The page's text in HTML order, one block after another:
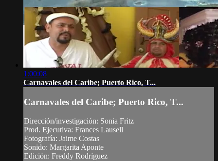
1:00:08
Carnavales del Caribe; Puerto Rico, T...
Carnavales del Caribe; Puerto Rico, T...
Dirección/investigación: Sonia Fritz
Prod. Ejecutiva: Frances Lausell
Fotografía: Jaime Costas
Sonido: Margarita Aponte
Edición: Freddy Rodríguez